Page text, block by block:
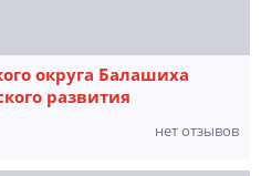
округа Балашиха
развития
нет отзывов